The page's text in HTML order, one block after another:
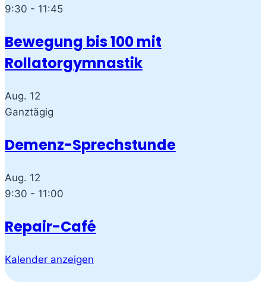
9:30 - 11:45
Bewegung bis 100 mit
Rollatorgymnastik
Aug. 12
Ganztägig
Demenz-Sprechstunde
Aug. 12
9:30 - 11:00
Repair-Café
Kalender anzeigen